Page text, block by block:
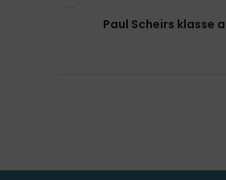
Paul Scheirs klasse